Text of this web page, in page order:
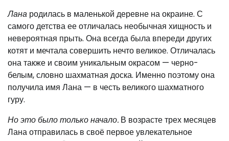
Лана родилась в маленькой деревне на окраине. С
самого детства ее отличалась необычная хищность и
невероятная прыть. Она всегда была впереди других
котят и мечтала совершить нечто великое. Отличалась
она также и своим уникальным окрасом — черно-
белым, словно шахматная доска. Именно поэтому она
получила имя Лана — в честь великого шахматного
гуру.
Но это было только начало. В возрасте трех месяцев
Лана отправилась в своё первое увлекательное